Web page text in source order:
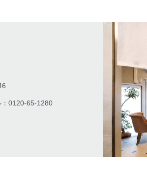
0120-65-1280